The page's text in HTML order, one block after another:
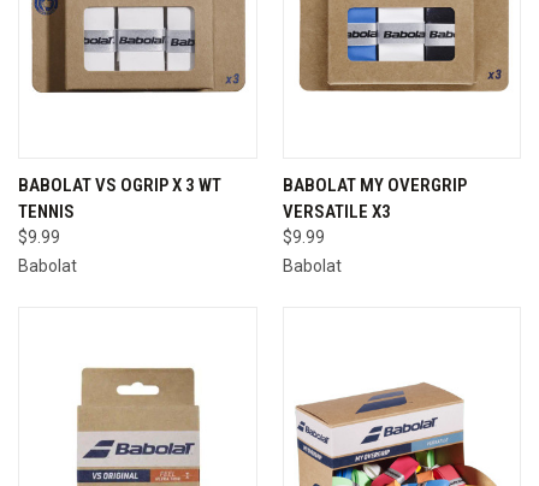
BABOLAT VS OGRIP X 3 WT
TENNIS
$9.99
Babolat
BABOLAT MY OVERGRIP
VERSATILE X3
$9.99
Babolat